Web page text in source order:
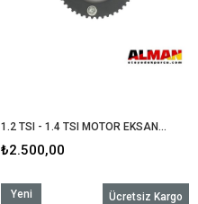
1.2 TSI - 1.4 TSI MOTOR EKSANTRİK MİLİ KONUMLANDIRICI ( EGZOZ ) ( TÜM YENİ MODELLER )
₺2.500,00
Ücretsiz Kargo
Yeni